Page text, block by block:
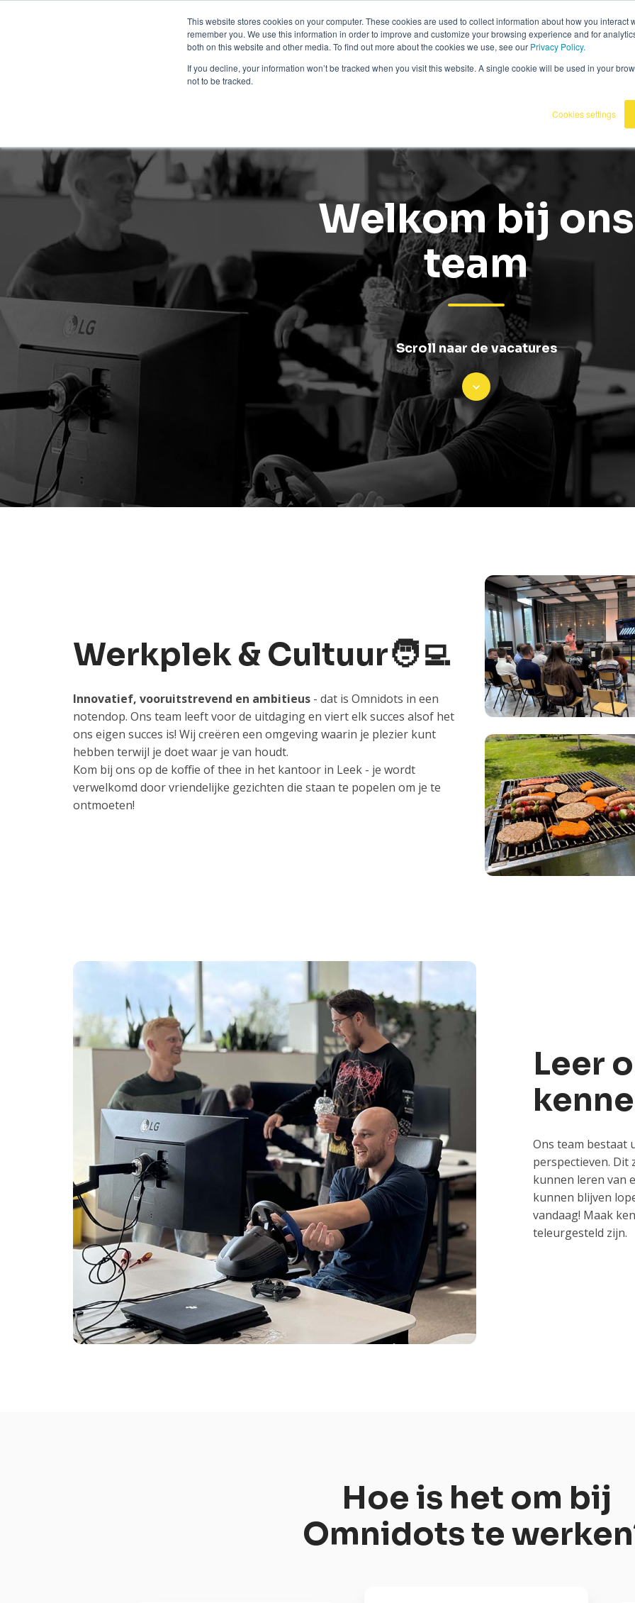
This website stores cookies on your computer. These cookies are used to collect information about how you interact
remember you. We use this information in order to improve and customize your browsing experience and for
both on this website and other media. To find out more about the cookies we use, see our Privacy Policy.
If you decline, your information won’t be tracked when you visit this website. A single cookie will be used in your
not to be tracked.
Cookies settings
Neem contact op:+31 85 0070336 | Omnidots in de media
Producten Onze klanten
Welkom bij ons
team
Scroll naar de vacatures
Scroll
Werkplek & Cultuur🧑‍💻
Innovatief, vooruitstrevend en ambitieus - dat is Omnidots in een
notendop. Ons team leeft voor de uitdaging en viert elk succes alsof het
ons eigen succes is! Wij creëren een omgeving waarin je plezier kunt
hebben terwijl je doet waar je van houdt.
Kom bij ons op de koffie of thee in het kantoor in Leek - je wordt
verwelkomd door vriendelijke gezichten die staan te popelen om je te
ontmoeten!
Leer
Ons team bestaat
perspectieven. Dit
kunnen leren van
kunnen blijven
vandaag! Maak
teleurgesteld zijn.
Hoe is het om bij
Omnidots te